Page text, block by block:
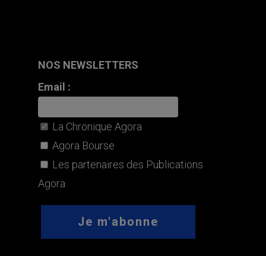
NOS NEWSLETTERS
Email :
La Chronique Agora
Agora Bourse
Les partenaires des Publications
Agora